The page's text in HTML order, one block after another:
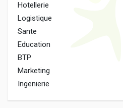
Hotellerie
Logistique
Sante
Education
BTP
Marketing
Ingenierie